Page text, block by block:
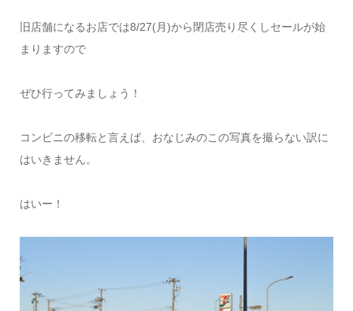
旧店舗になるお店では8/27(月)から閉店売り尽くしセールが始
まりますので
ぜひ行ってみましょう！
コンビニの移転と言えば、おなじみのこの写真を撮らない訳に
はいきません。
はいー！